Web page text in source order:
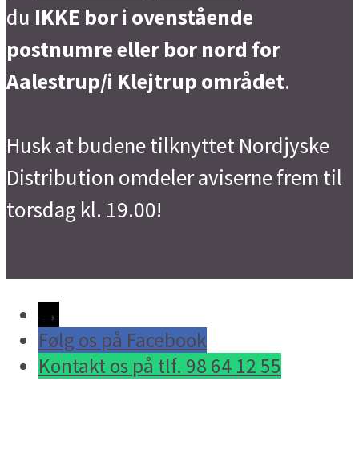
du IKKE bor i ovenstående
postnumre eller bor nord for
Aalestrup/i Klejtrup området.
Husk at budene tilknyttet Nordjyske
Distribution omdeler aviserne frem til
torsdag kl. 19.00!
→
Følg os på Facebook
Kontakt os på tlf. 98 64 12 55